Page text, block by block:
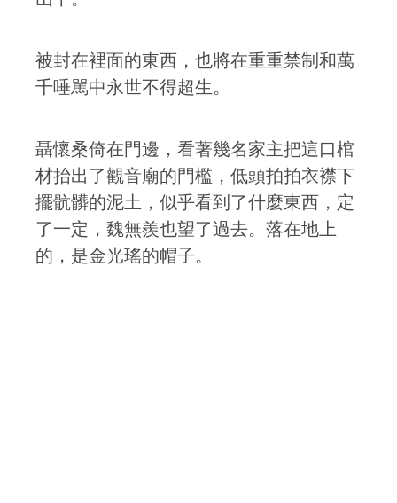
被封在裡面的東西，也將在重重禁制和萬
千唾駡中永世不得超生。
聶懷桑倚在門邊，看著幾名家主把這口棺
材抬出了觀音廟的門檻，低頭拍拍衣襟下
擺骯髒的泥土，似乎看到了什麼東西，定
了一定，魏無羨也望了過去。落在地上
的，是金光瑤的帽子。